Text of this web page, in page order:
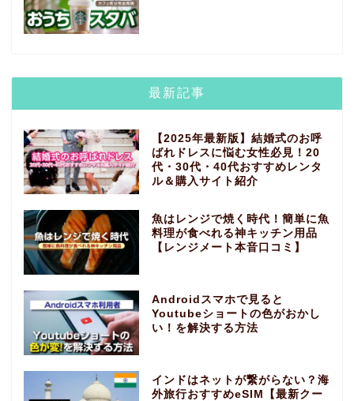
最新記事
【2025年最新版】結婚式のお呼
ばれドレスに悩む女性必見！20
代・30代・40代おすすめレンタ
ル＆購入サイト紹介
魚はレンジで焼く時代！簡単に魚
料理が食べれる神キッチン用品
【レンジメート本音口コミ】
Androidスマホで見ると
Youtubeショートの色がおかし
い！を解決する方法
インドはネットが繋がらない？海
外旅行おすすめeSIM【最新クー